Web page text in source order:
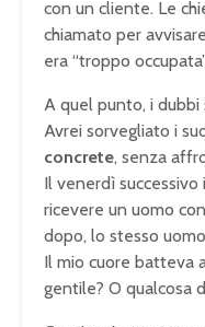
con un cliente. Le
chiamato per
era “troppo
A quel punto, i dubbi
Avrei sorvegliato i
concrete, senza
Il venerdì successivo
ricevere un uomo con
dopo, lo stesso
Il mio cuore batteva
gentile? O qualcosa